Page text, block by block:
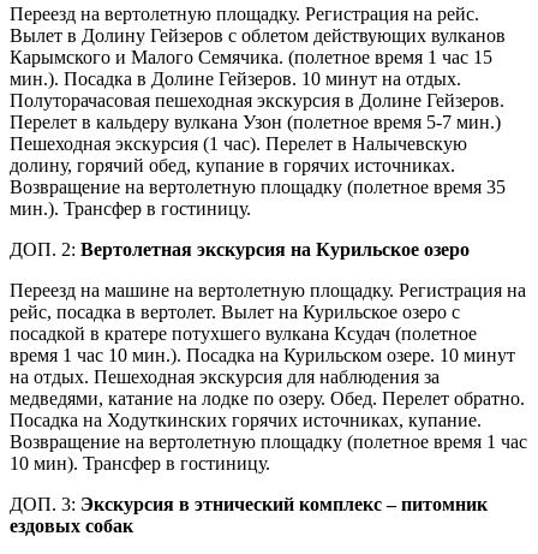
Переезд на вертолетную площадку. Регистрация на рейс.
Вылет в Долину Гейзеров с облетом действующих вулканов
Карымского и Малого Семячика. (полетное время 1 час 15
мин.). Посадка в Долине Гейзеров. 10 минут на отдых.
Полуторачасовая пешеходная экскурсия в Долине Гейзеров.
Перелет в кальдеру вулкана Узон (полетное время 5-7 мин.)
Пешеходная экскурсия (1 час). Перелет в Налычевскую
долину, горячий обед, купание в горячих источниках.
Возвращение на вертолетную площадку (полетное время 35
мин.). Трансфер в гостиницу.
ДОП. 2: Вертолетная экскурсия на Курильское озеро
Переезд на машине на вертолетную площадку. Регистрация на
рейс, посадка в вертолет. Вылет на Курильское озеро с
посадкой в кратере потухшего вулкана Ксудач (полетное
время 1 час 10 мин.). Посадка на Курильском озере. 10 минут
на отдых. Пешеходная экскурсия для наблюдения за
медведями, катание на лодке по озеру. Обед. Перелет обратно.
Посадка на Ходуткинских горячих источниках, купание.
Возвращение на вертолетную площадку (полетное время 1 час
10 мин). Трансфер в гостиницу.
ДОП. 3: Экскурсия в этнический комплекс – питомник
ездовых собак